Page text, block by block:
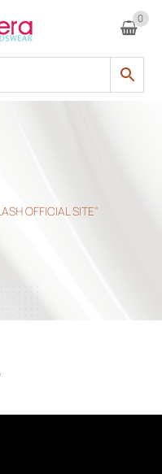
0
OFFICIAL SITE"